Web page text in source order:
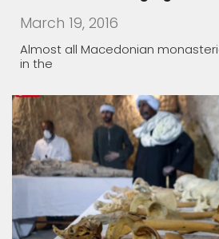
March 19, 2016
Almost all Macedonian
in the